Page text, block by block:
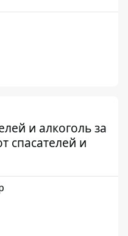
и алкоголь за
спасателей и